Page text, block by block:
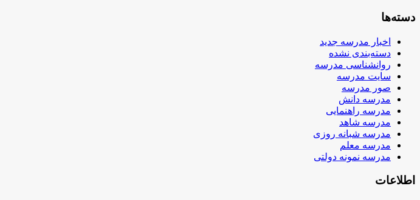
دسته‌ها
اخبار مدرسه جدید
دسته‌بندی نشده
روانشناسی مدرسه
سایت مدرسه
صور مدرسه
مدرسه دانش
مدرسه راهنمایی
مدرسه شاهد
مدرسه شبانه روزی
مدرسه معلم
مدرسه نمونه دولتی
اطلاعات